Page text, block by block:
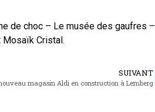
de choc – Le musée des gaufres –
Mosaïk Cristal.
SUIVANT
magasin Aldi en construction à Lemberg